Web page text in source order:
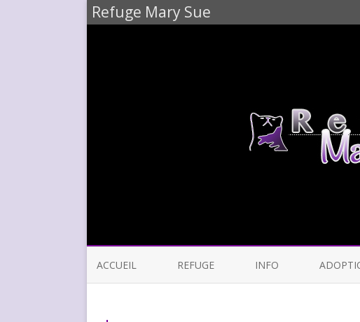
Refuge Mary Sue
ACCUEIL REFUGE INFO